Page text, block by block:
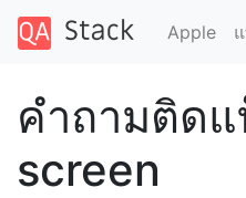
Apple
คำถามติด
screen